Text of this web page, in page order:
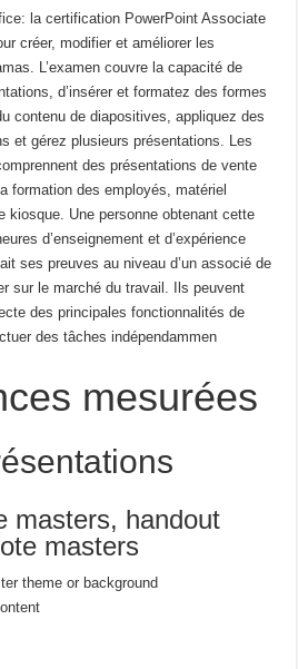
la certification PowerPoint Associate
créer, modifier et améliorer les
L’examen couvre la capacité de
d’insérer et formatez des formes
contenu de diapositives, appliquez des
et gérez plusieurs présentations. Les
des présentations de vente
formation des employés, matériel
kiosque. Une personne obtenant cette
d’enseignement et d’expérience
ses preuves au niveau d’un associé de
sur le marché du travail.
Ils peuvent
des principales fonctionnalités de
des tâches indépendammen
mesurées
masters, handout
masters
theme or background